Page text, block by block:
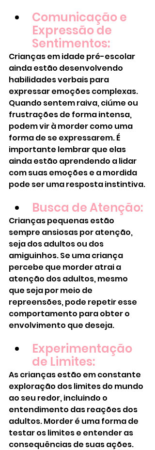
Comunicação e
Expressão de
Sentimentos:
Crianças em idade pré-escolar
ainda estão desenvolvendo
habilidades verbais para
expressar emoções complexas.
Quando sentem raiva, ciúme ou
frustrações de forma intensa,
podem vir à morder como uma
forma de se expressarem. É
importante lembrar que elas
ainda estão aprendendo a lidar
com suas emoções e a mordida
pode ser uma resposta instintiva.
Busca de Atenção:
Crianças pequenas estão
sempre ansiosas por atenção,
seja dos adultos ou dos
amiguinhos. Se uma criança
percebe que morder atrai a
atenção dos adultos, mesmo
que seja por meio de
repreensões, pode repetir esse
comportamento para obter o
envolvimento que deseja.
Experimentação
de Limites:
As crianças estão em constante
exploração dos limites do mundo
ao seu redor, incluindo o
entendimento das reações dos
adultos. Morder é uma forma de
testar os limites e entender as
consequências de suas ações.